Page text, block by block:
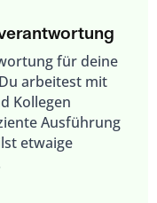
für deine
arbeitest mit
Kollegen
Ausführung
etwaige